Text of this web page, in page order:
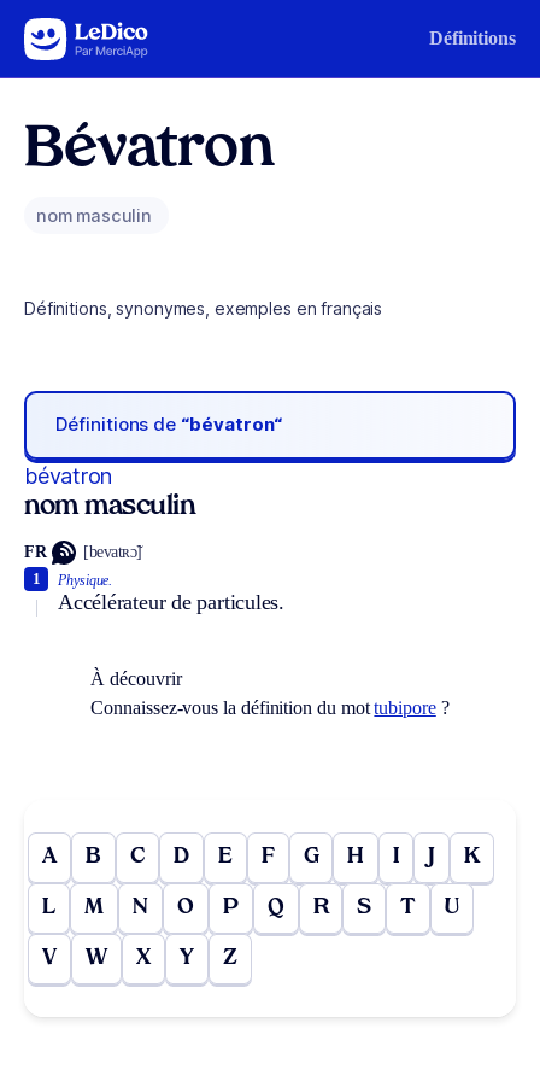
Aller au contenu Définitions
Bévatron
nom masculin
Définitions, synonymes, exemples en français
Définitions de “bévatron“
bévatron
nom masculin
FR [bevatʀɔ̃]
Physique.
Accélérateur de particules.
1
À découvrir
Connaissez-vous la définition du mottubipore?
A B C D E F G H I J K
L M N O P Q R S T U
V W X Y Z